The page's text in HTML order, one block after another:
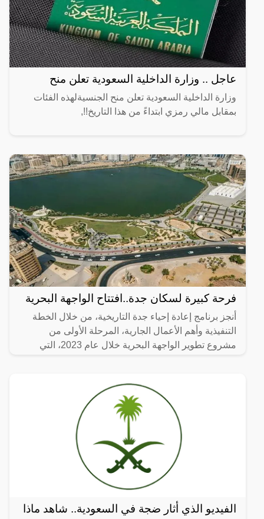
عاجل .. وزارة الداخلية السعودية تعلن منح
وزارة الداخلية السعودية تعلن منح الجنسيةلهذه الفئات
بمقابل مالي رمزي ابتداءً من هذا التاريخ!!,
فرحة كبيرة لسكان جدة..افتتاح الواجهة البحرية
أنجز برنامج إعادة إحياء جدة التاريخية، من خلال الخطة
التنفيذية وأهم الأعمال الجارية، المرحلة الأولى من
مشروع تطوير الواجهة البحرية خلال عام 2023، التي
الفيديو الذي أثار ضجة في السعودية.. شاهد ماذا